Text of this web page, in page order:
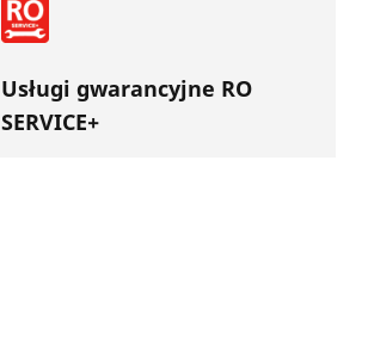
Usługi gwarancyjne RO
SERVICE+